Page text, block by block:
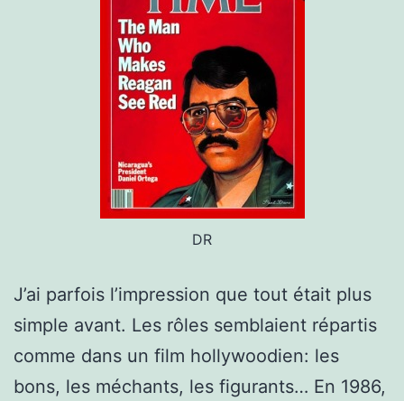
DR
J’ai parfois l’impression que tout était plus
simple avant. Les rôles semblaient répartis
comme dans un film hollywoodien: les
bons, les méchants, les figurants… En 1986,